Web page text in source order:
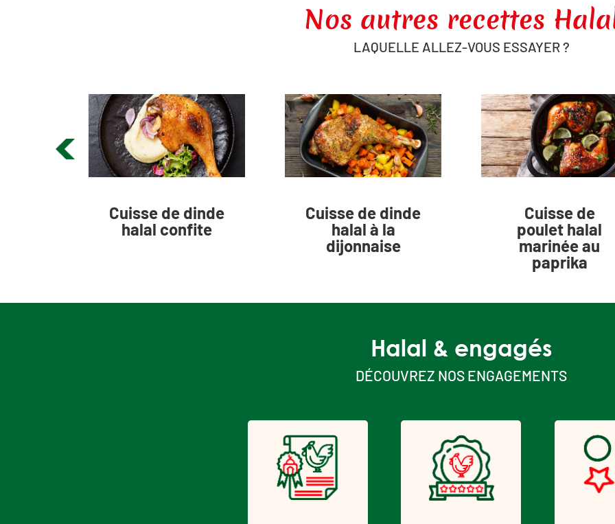
Nos autres recettes
LAQUELLE ALLEZ-VOUS ESSAYER ?
Cuisse de dinde
halal confite
Cuisse de dinde
halal à la
dijonnaise
Cuisse de
poulet halal
marinée au
paprika
Halal & engagés
DÉCOUVREZ NOS ENGAGEMENTS